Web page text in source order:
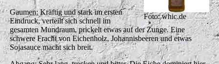
Foto: whic.de
Gaumen: Kräftig und stark im ersten
Eindruck, verteilt sich schnell im
gesamten Mundraum, prickelt etwas auf der Zunge. Eine
schwere Fracht von Eichenholz, Johannisbeeren und etwas
Sojasauce macht sich breit.